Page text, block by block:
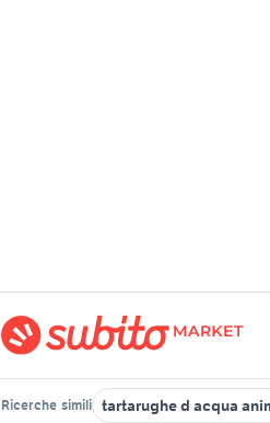
Ricerche simili tartarughe d acqua